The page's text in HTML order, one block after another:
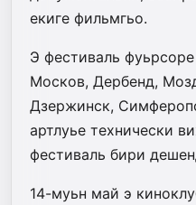
екиге фильмгьо.
Э фестиваль
Москов, Дербенд,
Дзержинск,
артлуье технически
фестиваль бири
14-муьн май э